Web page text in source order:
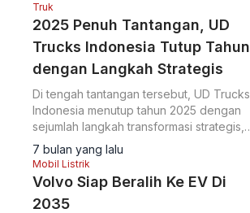
Truk
2025 Penuh Tantangan, UD
Trucks Indonesia Tutup Tahun
dengan Langkah Strategis
Di tengah tantangan tersebut, UD Trucks
Indonesia menutup tahun 2025 dengan
sejumlah langkah transformasi strategis,
termasuk di 2026 nanti.
7 bulan yang lalu
Mobil Listrik
Volvo Siap Beralih Ke EV Di
2035